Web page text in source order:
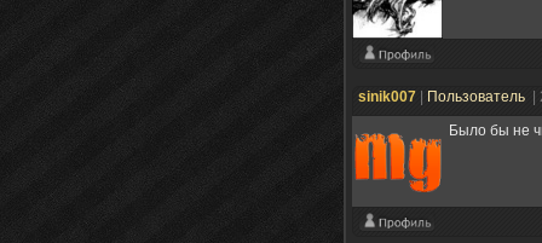
sinik007 Пользователь
Было бы не